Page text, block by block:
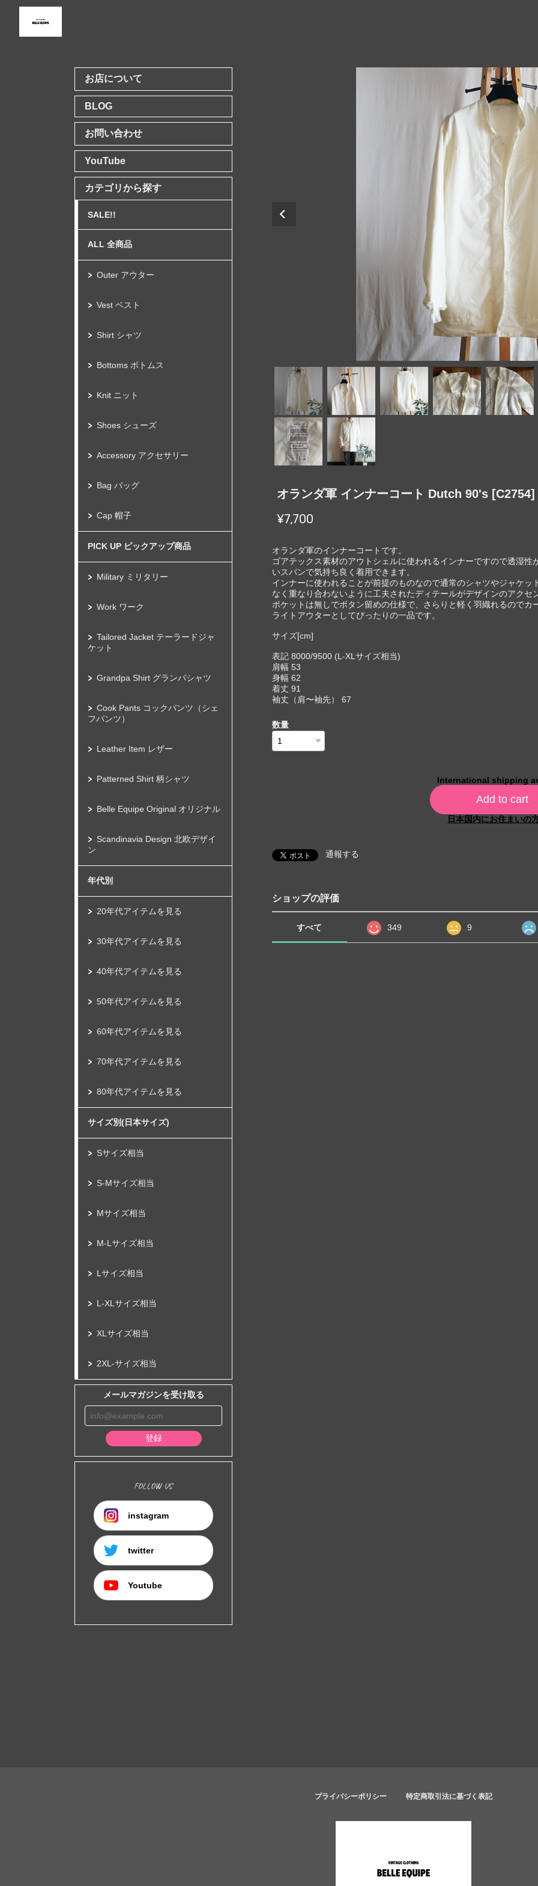
お店について
BLOG
お問い合わせ
YouTube
カテゴリから探す
SALE!!
ALL 全商品
Outer アウター
Vest ベスト
Shirt シャツ
Bottoms ボトムス
Knit ニット
Shoes シューズ
Accessory アクセサリー
Bag バッグ
Cap 帽子
PICK UP ピックアップ商品
Military ミリタリー
Work ワーク
Tailored Jacket テーラードジャ
ケット
Grandpa Shirt グランパシャツ
Cook Pants コックパンツ（シェ
フパンツ）
Leather Item レザー
Patterned Shirt 柄シャツ
Belle Equipe Original オリジナル
Scandinavia Design 北欧デザイ
ン
年代別
20年代アイテムを見る
30年代アイテムを見る
40年代アイテムを見る
50年代アイテムを見る
60年代アイテムを見る
70年代アイテムを見る
80年代アイテムを見る
サイズ別(日本サイズ)
Sサイズ相当
S-Mサイズ相当
Mサイズ相当
M-Lサイズ相当
Lサイズ相当
L-XLサイズ相当
XLサイズ相当
2XL-サイズ相当
メールマガジンを受け取る
登録
FOLLOW US
instagram
twitter
Youtube
オランダ軍 インナーコート Dutch 90's [C2754]
¥7,700
オランダ軍のインナーコートです。
ゴアテックス素材のアウトシェルに使われるインナーですので透湿
いスパンで気持ち良く着用できます。
インナーに使われることが前提のものなので通常のシャツやジャケ
なく重なり合わないように工夫されたディテールがデザインのアクセ
ポケットは無しでボタン留めの仕様で、さらりと軽く羽織れるのでカ
ライトアウターとしてぴったりの一品です。
サイズ[cm]
表記 8000/9500 (L-XLサイズ相当)
肩幅 53
身幅 62
着丈 91
袖丈（肩〜袖先） 67
数量
International shipping
Add to cart
日本国内にお住まいの
通報する
ショップの評価
すべて 349 9
プライバシーポリシー 特定商取引法に基づく表記